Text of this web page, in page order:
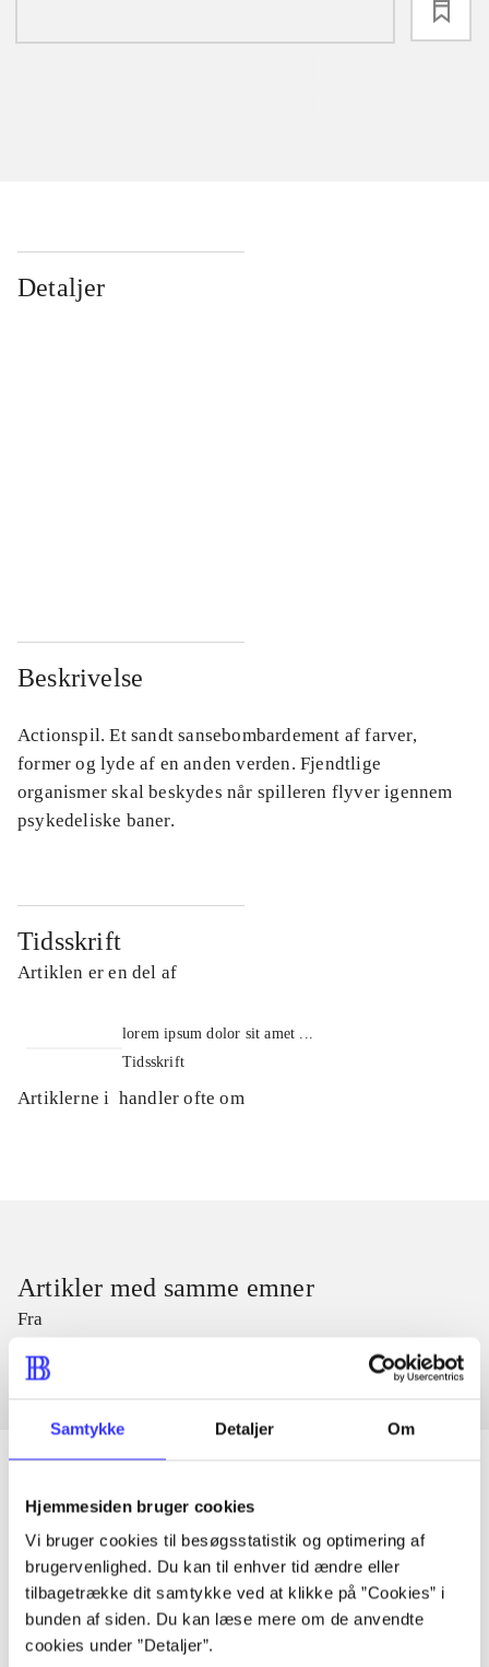
Samtykke Detaljer Om
Hjemmesiden bruger cookies
Vi bruger cookies til besøgsstatistik og optimering af
brugervenlighed. Du kan til enhver tid ændre eller
tilbagetrække dit samtykke ved at klikke på ”Cookies” i
bunden af siden. Du kan læse mere om de anvendte
cookies under ”Detaljer”.
Detaljer
Beskrivelse
Actionspil. Et sandt sansebombardement af farver,
former og lyde af en anden verden. Fjendtlige
organismer skal beskydes når spilleren flyver igennem
psykedeliske baner.
Tidsskrift
Artiklen er en del af
lorem ipsum dolor sit amet ...
Tidsskrift
Artiklerne i handler ofte om
Artikler med samme emner
Fra
Artikler
Alle registrerede artikler fordelt på udgivelser
...